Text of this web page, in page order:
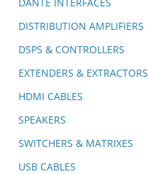
DISTRIBUTION AMPLIFIERS
DSPS & CONTROLLERS
EXTENDERS & EXTRACTORS
HDMI CABLES
SPEAKERS
SWITCHERS & MATRIXES
USB CABLES